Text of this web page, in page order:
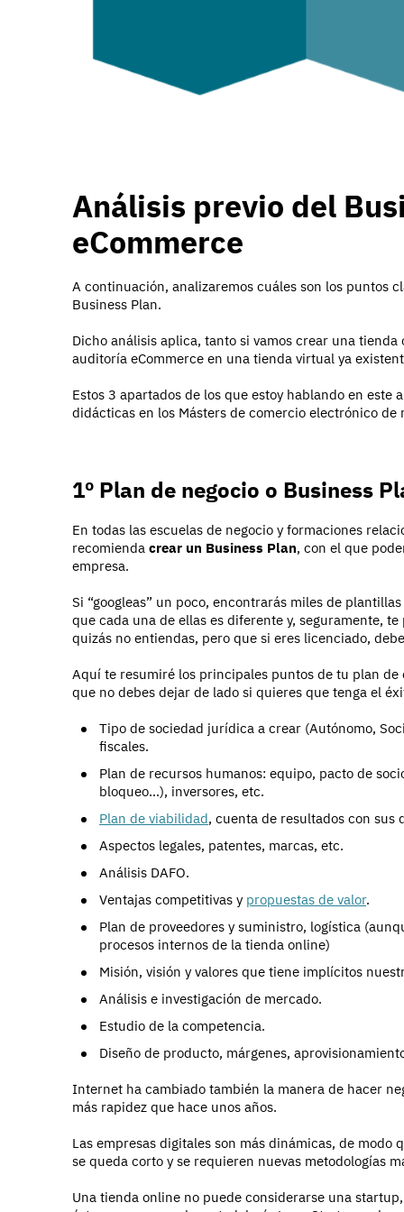
Análisis previo del
eCommerce
A continuación, analizaremos cuáles son los puntos
Business Plan.
Dicho análisis aplica, tanto si vamos crear una
auditoría eCommerce en una tienda virtual ya
Estos 3 apartados de los que estoy hablando en
didácticas en los Másters de comercio electrónico de
1º Plan de negocio o Business
En todas las escuelas de negocio y formaciones
recomienda crear un Business Plan, con el que
empresa.
Si “googleas” un poco, encontrarás miles de
que cada una de ellas es diferente y, seguramente,
quizás no entiendas, pero que si eres licenciado,
Aquí te resumiré los principales puntos de tu plan
que no debes dejar de lado si quieres que tenga el
Tipo de sociedad jurídica a crear (Autónomo,
fiscales.
Plan de recursos humanos: equipo, pacto de
bloqueo…), inversores, etc.
Plan de viabilidad, cuenta de resultados con sus
Aspectos legales, patentes, marcas, etc.
Análisis DAFO.
Ventajas competitivas y propuestas de valor.
Plan de proveedores y suministro, logística
procesos internos de la tienda online)
Misión, visión y valores que tiene implícitos
Análisis e investigación de mercado.
Estudio de la competencia.
Diseño de producto, márgenes,
Internet ha cambiado también la manera de hacer
más rapidez que hace unos años.
Las empresas digitales son más dinámicas, de
se queda corto y se requieren nuevas metodologías
Una tienda online no puede considerarse una